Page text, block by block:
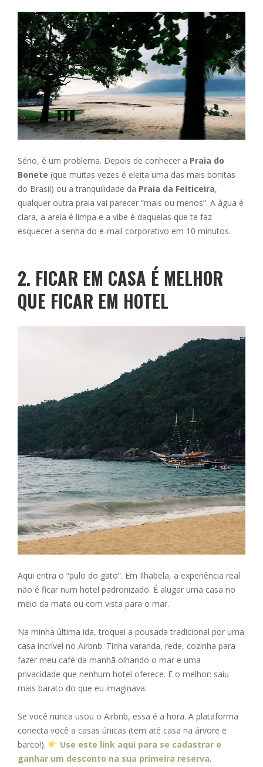
Sério, é um problema. Depois de conhecer a Praia do
Bonete (que muitas vezes é eleita uma das mais bonitas
do Brasil) ou a tranquilidade da Praia da Feiticeira,
qualquer outra praia vai parecer “mais ou menos”. A água é
clara, a areia é limpa e a vibe é daquelas que te faz
esquecer a senha do e-mail corporativo em 10 minutos.
2. FICAR EM CASA É MELHOR
QUE FICAR EM HOTEL
Aqui entra o “pulo do gato”. Em Ilhabela, a experiência real
não é ficar num hotel padronizado. É alugar uma casa no
meio da mata ou com vista para o mar.
Na minha última ida, troquei a pousada tradicional por uma
casa incrível no Airbnb. Tinha varanda, rede, cozinha para
fazer meu café da manhã olhando o mar e uma
privacidade que nenhum hotel oferece. E o melhor: saiu
mais barato do que eu imaginava.
Se você nunca usou o Airbnb, essa é a hora. A plataforma
conecta você a casas únicas (tem até casa na árvore e
barco!).
Use este link aqui para se cadastrar e
ganhar um desconto na sua primeira reserva.